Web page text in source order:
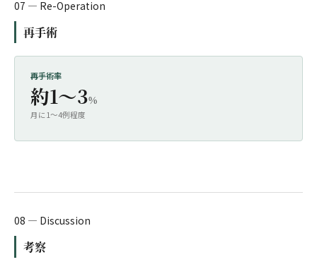
07 — Re-Operation
再手術
再手術率
約1〜3%
月に1〜4例程度
08 — Discussion
考察